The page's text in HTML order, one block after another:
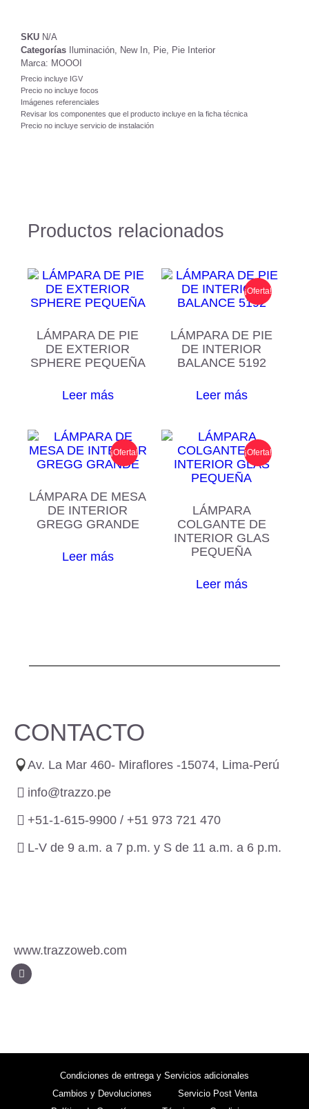
SKU N/A
Categorías
Iluminación, New In, Pie, Pie Interior
Marca: MOOOI
Precio incluye IGV
Precio no incluye focos
Imágenes referenciales
Revisar los componentes que el producto incluye en la ficha técnica
Precio no incluye servicio de instalación
Productos relacionados
LÁMPARA DE PIE
DE EXTERIOR
SPHERE PEQUEÑA
Leer más
¡Oferta!
LÁMPARA DE PIE
DE INTERIOR
BALANCE 5192
Leer más
¡Oferta!
LÁMPARA DE MESA
DE INTERIOR
GREGG GRANDE
Leer más
¡Oferta!
LÁMPARA
COLGANTE DE
INTERIOR GLAS
PEQUEÑA
Leer más
CONTACTO
Av. La Mar 460- Miraflores -15074, Lima-Perú
info@trazzo.pe
+51-1-615-9900 / +51 973 721 470
L-V de 9 a.m. a 7 p.m. y S de 11 a.m. a 6 p.m.
www.trazzoweb.com
Condiciones de entrega y Servicios adicionales
Cambios y Devoluciones
Servicio Post Venta